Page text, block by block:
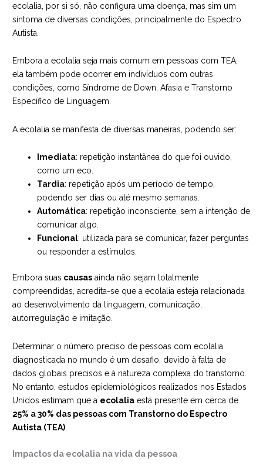
ecolalia, por si só, não configura uma doença, mas sim um
sintoma de diversas condições, principalmente do Espectro
Autista.
Embora a ecolalia seja mais comum em pessoas com TEA,
ela também pode ocorrer em indivíduos com outras
condições, como Síndrome de Down, Afasia e Transtorno
Específico de Linguagem.
A ecolalia se manifesta de diversas maneiras, podendo ser:
Imediata: repetição instantânea do que foi ouvido,
como um eco.
Tardia: repetição após um período de tempo,
podendo ser dias ou até mesmo semanas.
Automática: repetição inconsciente, sem a intenção de
comunicar algo.
Funcional: utilizada para se comunicar, fazer perguntas
ou responder a estímulos.
Embora suas causas ainda não sejam totalmente
compreendidas, acredita-se que a ecolalia esteja relacionada
ao desenvolvimento da linguagem, comunicação,
autorregulação e imitação.
Determinar o número preciso de pessoas com ecolalia
diagnosticada no mundo é um desafio, devido à falta de
dados globais precisos e à natureza complexa do transtorno.
No entanto, estudos epidemiológicos realizados nos Estados
Unidos estimam que a ecolalia está presente em cerca de
25% a 30% das pessoas com Transtorno do Espectro
Autista (TEA)
Impactos da ecolalia na vida da pessoa